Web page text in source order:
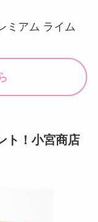
ミアム ライム
ト！小宮商店